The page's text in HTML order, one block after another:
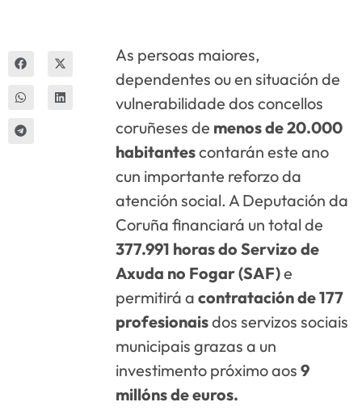
As persoas maiores,
dependentes ou en situación de
vulnerabilidade dos concellos
coruñeses de menos de 20.000
habitantescontarán este ano
cun importante reforzo da
atención social. A Deputación da
Coruña financiará un total de
377.991 horas do Servizo de
Axuda no Fogar (SAF)e
permitirá acontratación de 177
profesionaisdos servizos sociais
municipais grazas a un
investimento próximo aos9
millóns de euros.